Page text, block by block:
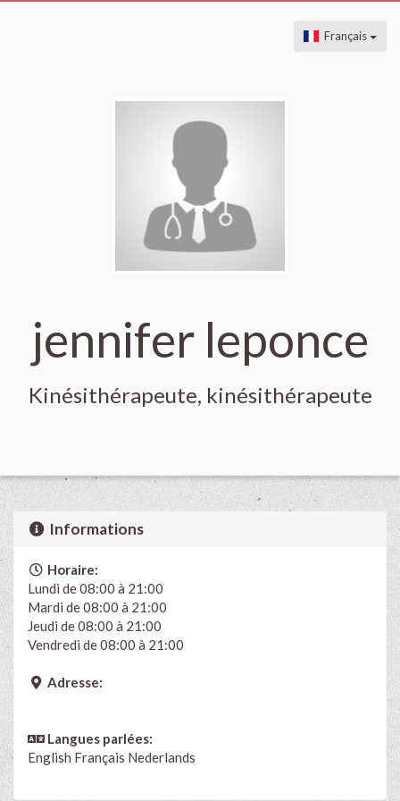
Français
jennifer leponce
Kinésithérapeute, kinésithérapeute
Informations
Horaire:
Lundi de 08:00 à 21:00
Mardi de 08:00 à 21:00
Jeudi de 08:00 à 21:00
Vendredi de 08:00 à 21:00
Adresse:
Langues parlées:
English Français Nederlands